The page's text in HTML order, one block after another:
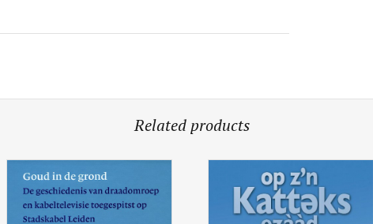
Related products